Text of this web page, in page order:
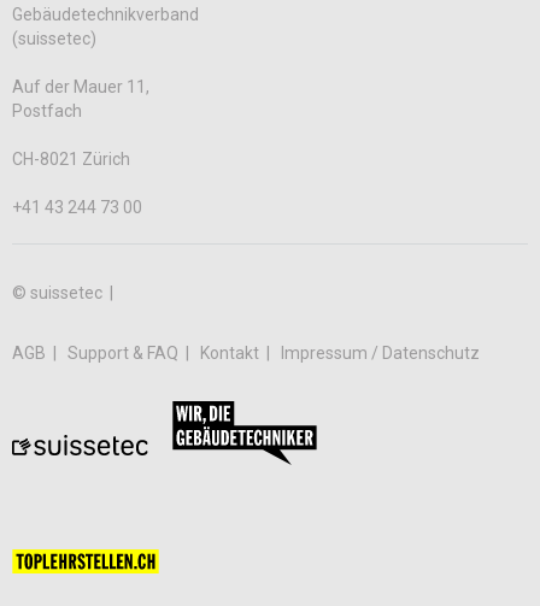
Gebäudetechnikverband
(suissetec)
Auf der Mauer 11,
Postfach
CH-8021 Zürich
+41 43 244 73 00
© suissetec |
AGB Support & FAQ Kontakt Impressum / Datenschutz